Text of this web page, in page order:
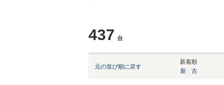
437 台
元の並び順に戻す
新着順
新
古